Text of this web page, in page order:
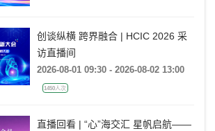
创谈纵横 跨界融合 | HCIC 2026 采
访直播间
2026-08-01 09:30 - 2026-08-02 13:00
1450人次
直播回看 | “心”海交汇 星帆启航——